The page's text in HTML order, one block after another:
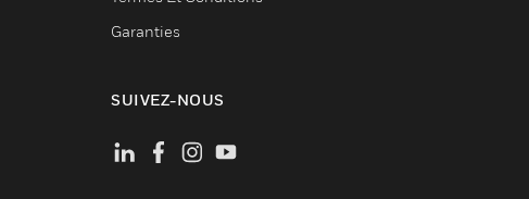
Garanties
SUIVEZ-NOUS